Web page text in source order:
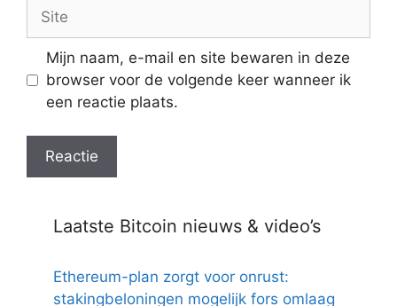
Mijn naam, e-mail en site bewaren in deze
browser voor de volgende keer wanneer ik
een reactie plaats.
Laatste Bitcoin nieuws & video’s
Ethereum-plan zorgt voor onrust:
stakingbeloningen mogelijk fors omlaag